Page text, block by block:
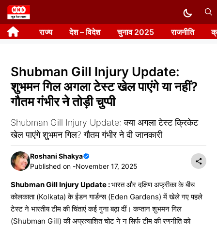
Skip
to
content राज्य देश – विदेश चुनाव 2025 राजनीति
Shubman Gill Injury Update:
शुभमन गिल अगला टेस्ट खेल पाएंगे या नहीं?
गौतम गंभीर ने तोड़ी चुप्पी
Shubman Gill Injury Update: क्या अगला टेस्ट क्रिकेट
खेल पाएंगे शुभमन गिल? गौतम गंभीर ने दी जानकारी
Roshani Shakya
Published on -November 17, 2025
Shubman Gill Injury Update :भारत और दक्षिण अफ्रीका के बीच
कोलकाता (Kolkata) के ईडन गार्डन्स (Eden Gardens) में खेले गए पहले
टेस्ट ने भारतीय टीम की चिंताएं कई गुना बढ़ा दीं। कप्तान शुभमन गिल
(Shubman Gill) की अप्रत्याशित चोट ने न सिर्फ टीम की रणनीति को